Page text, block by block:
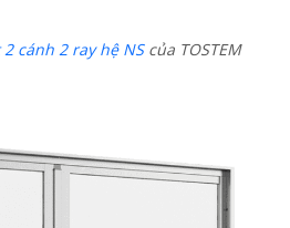
cánh 2 ray hệ NScủa TOSTEM